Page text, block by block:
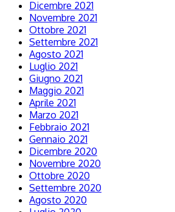
Dicembre 2021
Novembre 2021
Ottobre 2021
Settembre 2021
Agosto 2021
Luglio 2021
Giugno 2021
Maggio 2021
Aprile 2021
Marzo 2021
Febbraio 2021
Gennaio 2021
Dicembre 2020
Novembre 2020
Ottobre 2020
Settembre 2020
Agosto 2020